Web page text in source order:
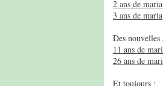
2 ans de
3 ans de
Des nouvelles
11 ans de
26 ans de
Et toujours :